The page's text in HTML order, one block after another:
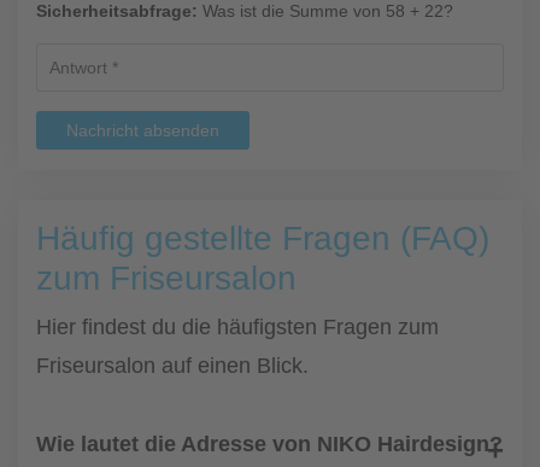
Sicherheitsabfrage: Was ist die Summe von 58 + 22?
Nachricht absenden
Häufig gestellte Fragen (FAQ)
zum Friseursalon
Hier findest du die häufigsten Fragen zum
Friseursalon auf einen Blick.
Wie lautet die Adresse von NIKO Hairdesign?